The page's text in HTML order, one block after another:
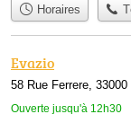
Horaires
Evazio
58 Rue Ferrere, 33000
Ouverte jusqu'à 12h30